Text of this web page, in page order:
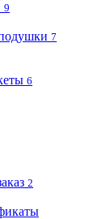
9
7
6
2